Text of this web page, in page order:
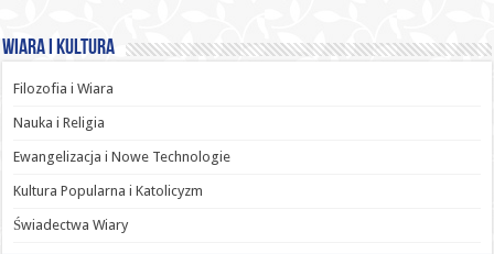
Wiara i Kultura
Filozofia i Wiara
Nauka i Religia
Ewangelizacja i Nowe Technologie
Kultura Popularna i Katolicyzm
Świadectwa Wiary